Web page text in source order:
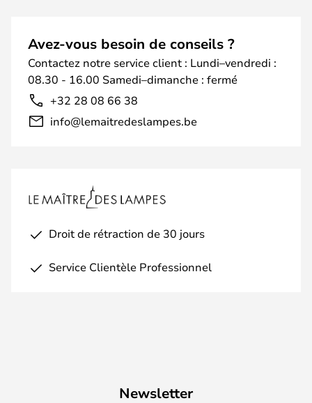
Avez-vous besoin de conseils ?
Contactez notre service client : Lundi–vendredi :
08.30 - 16.00 Samedi–dimanche : fermé
+32 28 08 66 38
info@lemaitredeslampes.be
Droit de rétraction de 30 jours
Service Clientèle Professionnel
Newsletter